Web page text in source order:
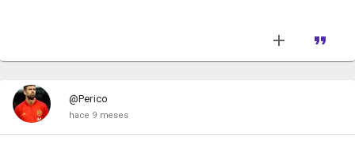
@Perico
hace 9 meses